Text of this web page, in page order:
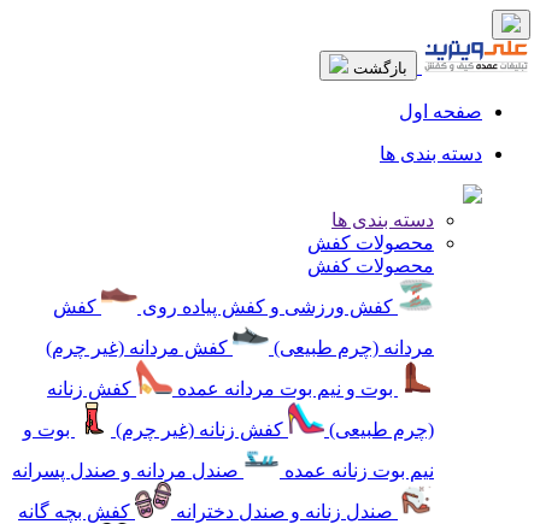
بازگشت
صفحه اول
دسته بندی ها
دسته بندی ها
محصولات کفش
محصولات کفش
کفش ورزشی و کفش پیاده روی
کفش
مردانه (چرم طبیعی)
کفش مردانه (غیر چرم)
بوت و نیم بوت مردانه عمده
کفش زنانه
(چرم طبیعی)
کفش زنانه (غیر چرم)
بوت و
نیم بوت زنانه عمده
صندل مردانه و صندل پسرانه
صندل زنانه و صندل دخترانه
کفش بچه گانه